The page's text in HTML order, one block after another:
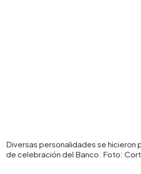
Diversas personalidades se hicieron
de celebración del Banco. Foto: